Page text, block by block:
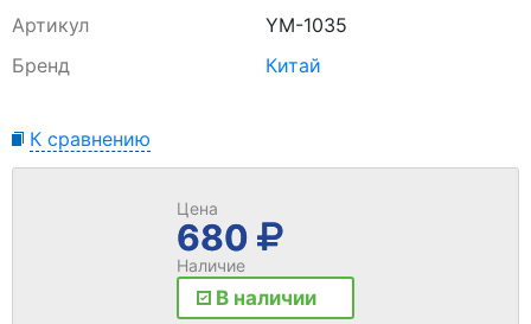
Артикул
YM-1035
Бренд
Китай
К сравнению
Цена
680
Наличие
В наличии